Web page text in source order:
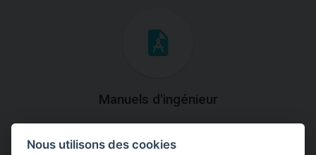
Manuels d'ingénieur
théoriques et pratiques du fonctionnement des
Nous utilisons des cookies